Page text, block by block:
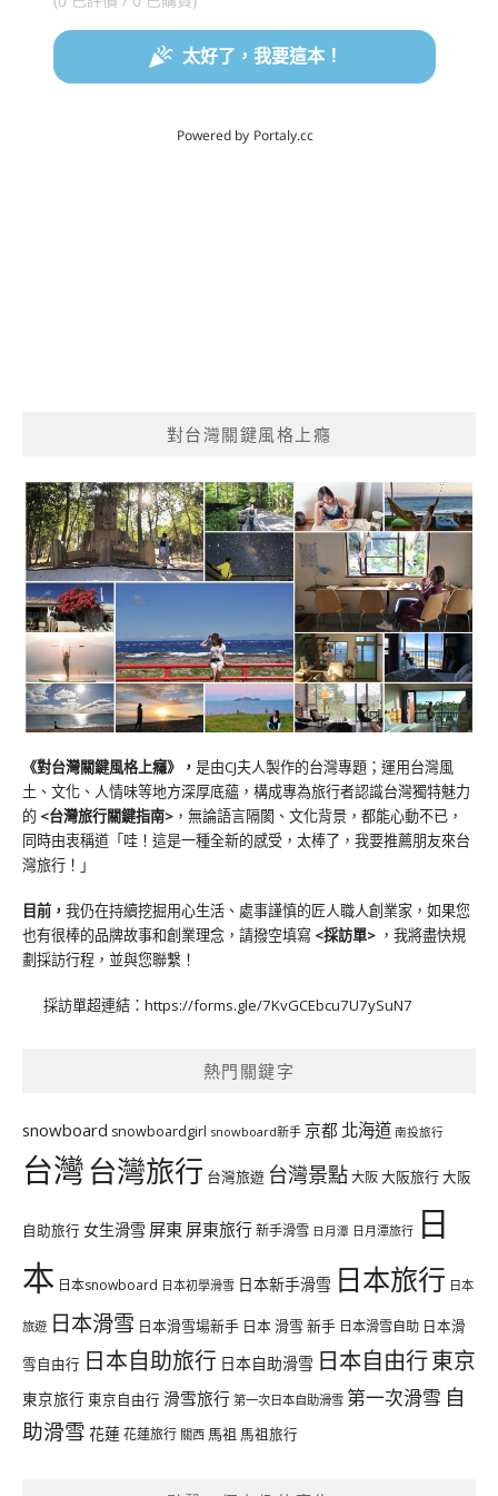
對台灣關鍵風格上癮
《對台灣關鍵風格上癮》 ， 是由CJ夫人製作的台灣專題；運用台灣風
土、文化、人情味等地方深厚底蘊，構成專為旅行者認識台灣獨特魅力
的 <台灣旅行關鍵指南> ，無論語言隔閡、文化背景，都能心動不已，
同時由衷稱道「哇！這是一種全新的感受，太棒了，我要推薦朋友來台
灣旅行！」
目前， 我仍在持續挖掘用心生活、處事謹慎的匠人職人創業家，如果您
也有很棒的品牌故事和創業理念，請撥空填寫 <採訪單> ，我將盡快規
劃採訪行程，並與您聯繫！
採訪單超連結： https://forms.gle/7KvGCEbcu7U7ySuN7
熱門關鍵字
snowboard snowboardgirl snowboard新手 京都 北海道 南投旅行
台灣台灣旅行 台灣旅遊 台灣景點大阪大阪旅行大阪
自助旅行 女生滑雪 屏東 屏東旅行新手滑雪 日月潭 日月潭旅行 日
本 日本snowboard 日本初學滑雪 日本新手滑雪 日本旅行 日本
旅遊 日本滑雪 日本滑雪場新手 日本 滑雪 新手 日本滑雪自助 日本滑
雪自由行 日本自助旅行 日本自助滑雪 日本自由行東京
東京旅行 東京自由行 滑雪旅行 第一次日本自助滑雪 第一次滑雪 自
助滑雪 花蓮花蓮旅行 關西 馬祖 馬祖旅行